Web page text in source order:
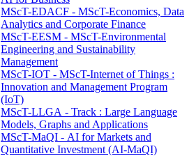
MScT-EDACF - MScT-Economics, Data
Analytics and Corporate Finance
MScT-EESM - MScT-Environmental
Engineering and Sustainability
Management
MScT-IOT - MScT-Internet of Things :
Innovation and Management Program
(IoT)
MScT-LLGA - Track : Large Language
Models, Graphs and Applications
MScT-MaQI - AI for Markets and
Quantitative Investment (AI-MaQI)